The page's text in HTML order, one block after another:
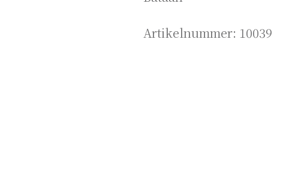
Artikelnummer: 10039